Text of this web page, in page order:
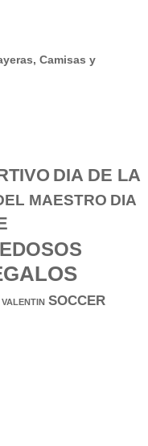
Camisas y
DIA DE LA
MAESTRO DIA
SOCCER